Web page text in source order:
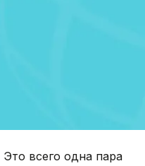
всего одна пара